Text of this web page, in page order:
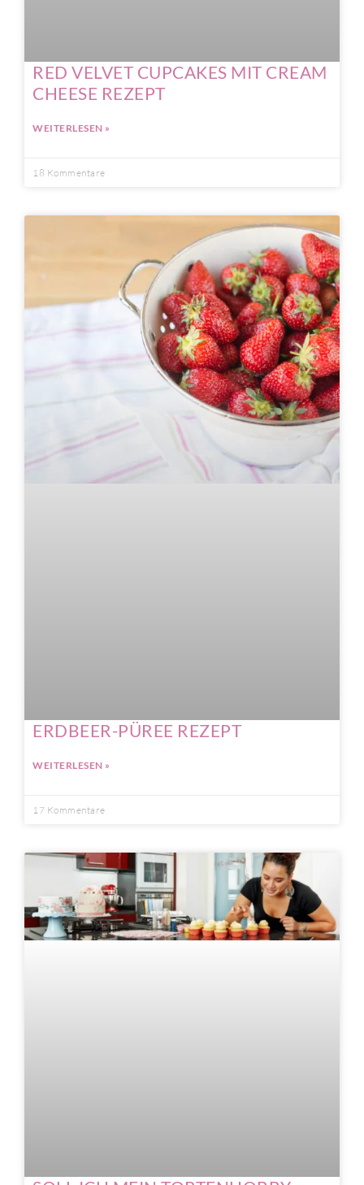
RED VELVET CUPCAKES MIT CREAM
CHEESE REZEPT
WEITERLESEN »
18 Kommentare
ERDBEER-PÜREE REZEPT
WEITERLESEN »
17 Kommentare